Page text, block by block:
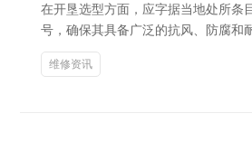
在开垦选型方面，应字据当地处所条
号，确保其具备广泛的抗风、防腐和
维修资讯